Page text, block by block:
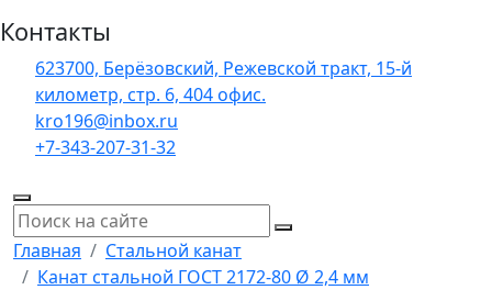
Контакты
623700, Берёзовский, Режевской тракт, 15-й
километр, стр. 6, 404 офис.
kro196@inbox.ru
+7-343-207-31-32
Главная
Стальной канат
Канат стальной ГОСТ 2172-80 Ø 2,4 мм